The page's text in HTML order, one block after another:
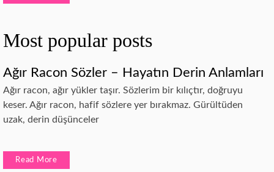
Most popular posts
Ağır Racon Sözler – Hayatın Derin Anlamları
Ağır racon, ağır yükler taşır. Sözlerim bir kılıçtır, doğruyu
keser. Ağır racon, hafif sözlere yer bırakmaz. Gürültüden
uzak, derin düşünceler
Read More